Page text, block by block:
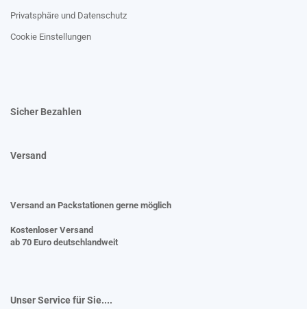
Privatsphäre und Datenschutz
Cookie Einstellungen
Sicher Bezahlen
Versand
Versand an Packstationen gerne möglich
Kostenloser Versand
ab 70 Euro deutschlandweit
Unser Service für Sie....